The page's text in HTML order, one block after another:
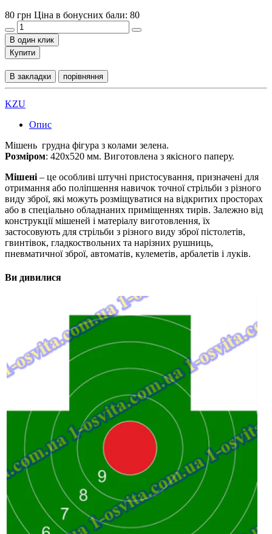
80 грн Ціна в бонусних бали: 80
В один клик
Купити
В закладки порівняння
KZU
Опис
Мішень грудна фігура з колами зелена.
Розміром: 420х520 мм. Виготовлена з якісного паперу.
Мішені – це особливі штучні пристосування, призначені для
отримання або поліпшення навичок точної стрільби з різного
виду зброї, які можуть розміщуватися на відкритих просторах
або в спеціально обладнаних приміщеннях тирів. Залежно від
конструкції мішеней і матеріалу виготовлення, їх
застосовують для стрільби з різного виду зброї пістолетів,
гвинтівок, гладкоствольних та нарізних рушниць,
пневматичної зброї, автоматів, кулеметів, арбалетів і луків.
Ви дивилися